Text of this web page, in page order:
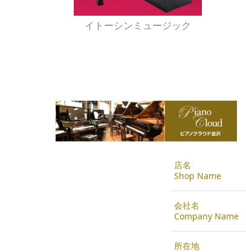
イトーシンミュージック
店名
Shop Name
会社名
Company Name
所在地